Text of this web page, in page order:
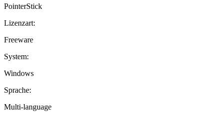
PointerStick
Lizenzart:
Freeware
System:
Windows
Sprache:
Multi-language